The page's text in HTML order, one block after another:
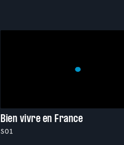
Bien vivre en France
S01